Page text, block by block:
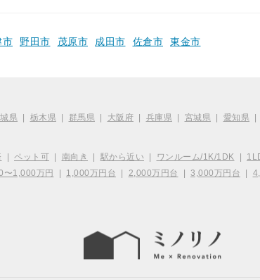
市 野田市 茂原市 成田市 佐倉市 東金市
県 栃木県 群馬県 大阪府 兵庫県 宮城県 愛知県
ペット可 南向き 駅から近い ワンルーム/1K/1DK
〜1,000万円 1,000万円台 2,000万円台 3,000万円台